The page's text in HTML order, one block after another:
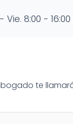
Vie. 8:00 -
te